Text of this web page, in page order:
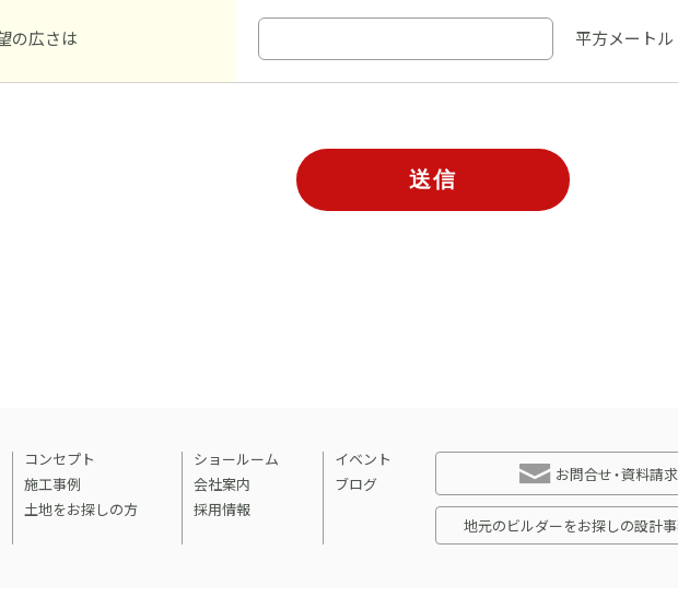
の広さは 平方メートル
送信
コンセプト
施工事例
土地をお探しの方
ショールーム
会社案内
採用情報
イベント
ブログ
お問合せ・資料請求
地元のビルダーをお探しの設計